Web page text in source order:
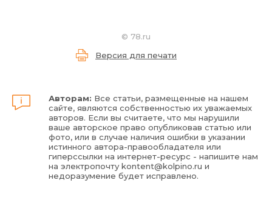
© 78.ru
Версия для печати
Авторам: Все статьи, размещенные на нашем
сайте, являются собственностью их уважаемых
авторов. Если вы считаете, что мы нарушили
ваше авторское право опубликовав статью или
фото, или в случае наличия ошибки в указании
истинного автора-правообладателя или
гиперссылки на интернет-ресурс - напишите нам
на электропочтуkontent@kolpino.ru и
недоразумение будет исправлено.